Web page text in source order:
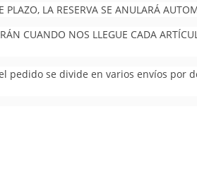
LA RESERVA SE ANULARÁ
CUANDO NOS LLEGUE CADA
pedido se divide en varios envíos por